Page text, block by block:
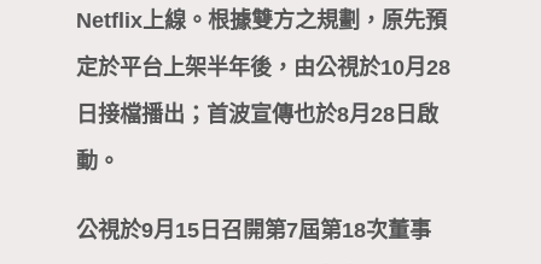
Netflix上線。根據雙方之規劃，原先預
定於平台上架半年後，由公視於10月28
日接檔播出；首波宣傳也於8月28日啟
動。
公視於9月15日召開第7屆第18次董事